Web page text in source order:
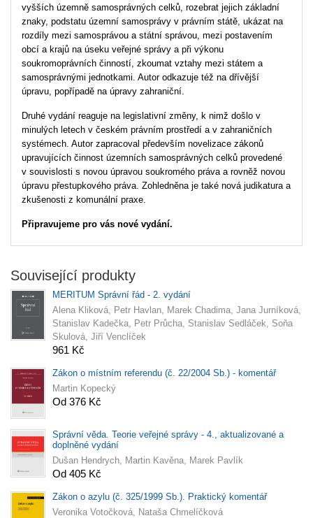
vyšších územně samosprávných celků, rozebrat jejich základní
znaky, podstatu územní samosprávy v právním státě, ukázat na
rozdíly mezi samosprávou a státní správou, mezi postavením
obcí a krajů na úseku veřejné správy a při výkonu
soukromoprávních činností, zkoumat vztahy mezi státem a
samosprávnými jednotkami. Autor odkazuje též na dřívější
úpravu, popřípadě na úpravy zahraniční.
Druhé vydání reaguje na legislativní změny, k nimž došlo v
minulých letech v českém právním prostředí a v zahraničních
systémech. Autor zapracoval především novelizace zákonů
upravujících činnost územních samosprávných celků provedené
v souvislosti s novou úpravou soukromého práva a rovněž novou
úpravu přestupkového práva. Zohledněna je také nová judikatura a
zkušenosti z komunální praxe.
Připravujeme pro vás nové vydání.
Související produkty
MERITUM Správní řád - 2. vydání
Alena Kliková, Petr Havlan, Marek Chadima, Jana Jurníková,
Stanislav Kadečka, Petr Průcha, Stanislav Sedláček, Soňa
Skulová, Jiří Venclíček
961 Kč
Zákon o místním referendu (č. 22/2004 Sb.) - komentář
Martin Kopecký
Od 376 Kč
Správní věda. Teorie veřejné správy - 4., aktualizované a
doplněné vydání
Dušan Hendrych, Martin Kavěna, Marek Pavlík
Od 405 Kč
Zákon o azylu (č. 325/1999 Sb.). Praktický komentář
Veronika Votočková, Nataša Chmelíčková